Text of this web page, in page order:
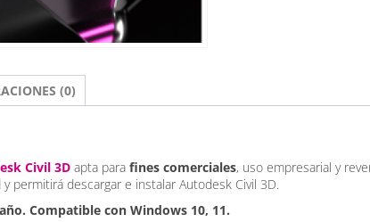
(0)
Civil 3D apta para fines comerciales, uso empresarial y
y permitirá descargar e instalar Autodesk Civil 3D.
Compatible con Windows 10, 11.